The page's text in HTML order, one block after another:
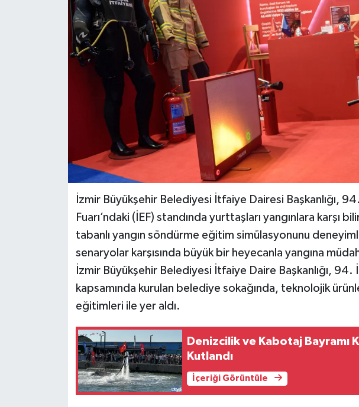
İzmir Büyükşehir Belediyesi İtfaiye Dairesi Başkanlığı,
Fuarı’ndaki (İEF) standında yurttaşları yangınlara karşı
tabanlı yangın söndürme eğitim simülasyonunu
senaryolar karşısında büyük bir heyecanla yangına
İzmir Büyükşehir Belediyesi İtfaiye Daire Başkanlığı, 94.
kapsamında kurulan belediye sokağında, teknolojik
eğitimleri ile yer aldı.
Denizcilik ve Kabotaj Bayramı
Kutlandı
İçeriği Görüntüle